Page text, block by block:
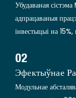
Убудаваная
адпрацаваныя
інвестыцыі на
02
Эфектыўнае
Модульнае